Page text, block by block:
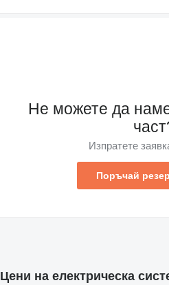
Не можете да
Изпратете
Поръчай
Цени на електрическа